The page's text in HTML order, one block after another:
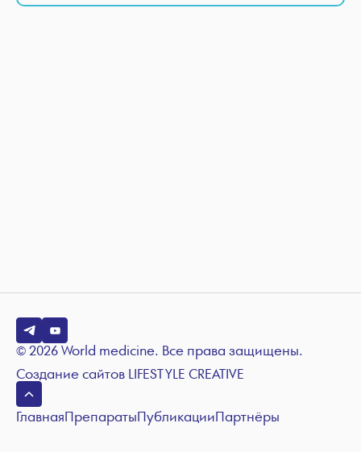
© 2026 World medicine. Все права защищены.
Создание сайтов LIFESTYLE CREATIVE
ГлавнаяПрепаратыПубликацииПартнёры